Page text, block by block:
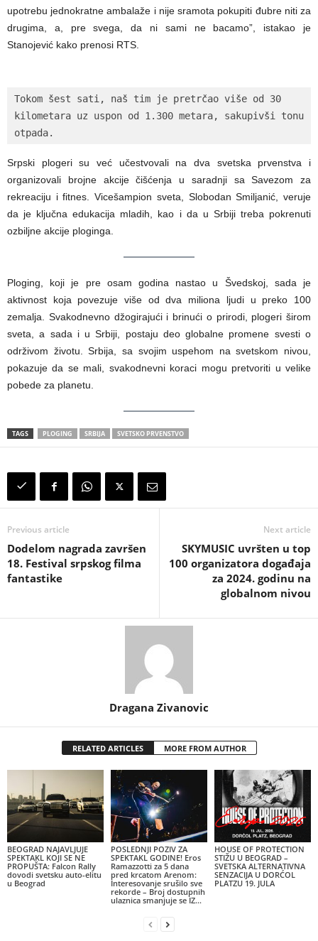
upotrebu jednokratne ambalaže i nije sramota pokupiti đubre niti za
drugima, a, pre svega, da ni sami ne bacamo”, istakao je
Stanojević kako prenosi RTS.
Tokom šest sati, naš tim je pretrčao više od 30
kilometara uz uspon od 1.300 metara, sakupivši tonu
otpada.
Srpski plogeri su već učestvovali na dva svetska prvenstva i
organizovali brojne akcije čišćenja u saradnji sa Savezom za
rekreaciju i fitnes. Vicešampion sveta, Slobodan Smiljanić, veruje
da je ključna edukacija mladih, kao i da u Srbiji treba pokrenuti
ozbiljne akcije ploginga.
Ploging, koji je pre osam godina nastao u Švedskoj, sada je
aktivnost koja povezuje više od dva miliona ljudi u preko 100
zemalja. Svakodnevno džogirajući i brinući o prirodi, plogeri širom
sveta, a sada i u Srbiji, postaju deo globalne promene svesti o
održivom životu. Srbija, sa svojim uspehom na svetskom nivou,
pokazuje da se mali, svakodnevni koraci mogu pretvoriti u velike
pobede za planetu.
TAGS PLOGING SRBIJA SVETSKO PRVENSTVO
Previous article
Dodelom nagrada završen
18. Festival srpskog filma
fantastike
Next article
SKYMUSIC uvršten u top
100 organizatora događaja
za 2024. godinu na
globalnom nivou
Dragana Zivanovic
RELATED ARTICLES MORE FROM AUTHOR
BEOGRAD NAJAVLJUJE
SPEKTAKL KOJI SE NE
PROPUŠTA: Falcon Rally
dovodi svetsku auto-elitu
u Beograd
POSLEDNJI POZIV ZA
SPEKTAKL GODINE! Eros
Ramazzotti za 5 dana
pred krcatom Arenom:
Interesovanje srušilo sve
rekorde – Broj dostupnih
ulaznica smanjuje se IZ...
HOUSE OF PROTECTION
STIŽU U BEOGRAD –
SVETSKA ALTERNATIVNA
SENZACIJA U DORĆOL
PLATZU 19. JULA